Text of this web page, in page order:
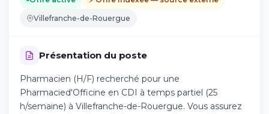
Villefranche-de-Rouergue
Présentation du poste
Pharmacien (H/F) recherché pour une
Pharmacied'Officine en CDI à temps partiel (25
h/semaine) à Villefranche-de-Rouergue. Vous assurez
Continuer sur iPhone
Téléchargez l'app sur l'App Store